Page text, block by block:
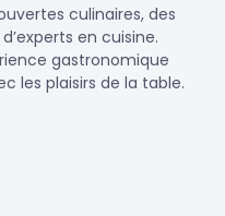
culinaires, des
en cuisine.
gastronomique
les plaisirs de la table.